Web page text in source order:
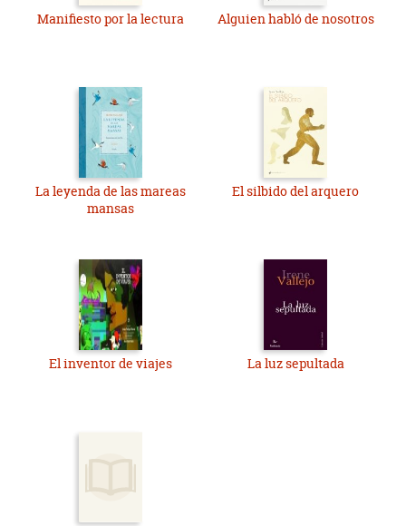
Manifiesto por la lectura Alguien habló de nosotros
La leyenda de las mareas
mansas
El silbido del arquero
El inventor de viajes La luz sepultada